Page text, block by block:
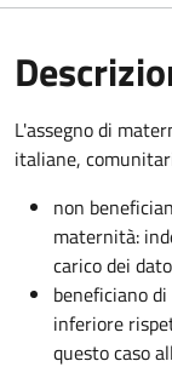
L'assegno di
italiane,
non
maternità:
carico dei
beneficiano
inferiore
questo caso